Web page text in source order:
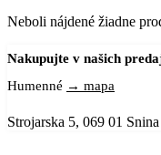
Neboli nájdené žiadne
Nakupujte v našich
Humenné → mapa
Strojarska 5, 069 01 Snina